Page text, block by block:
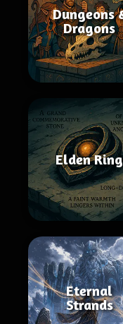
Dungeons
Dragons
Elden Ring
Eternal
Strands